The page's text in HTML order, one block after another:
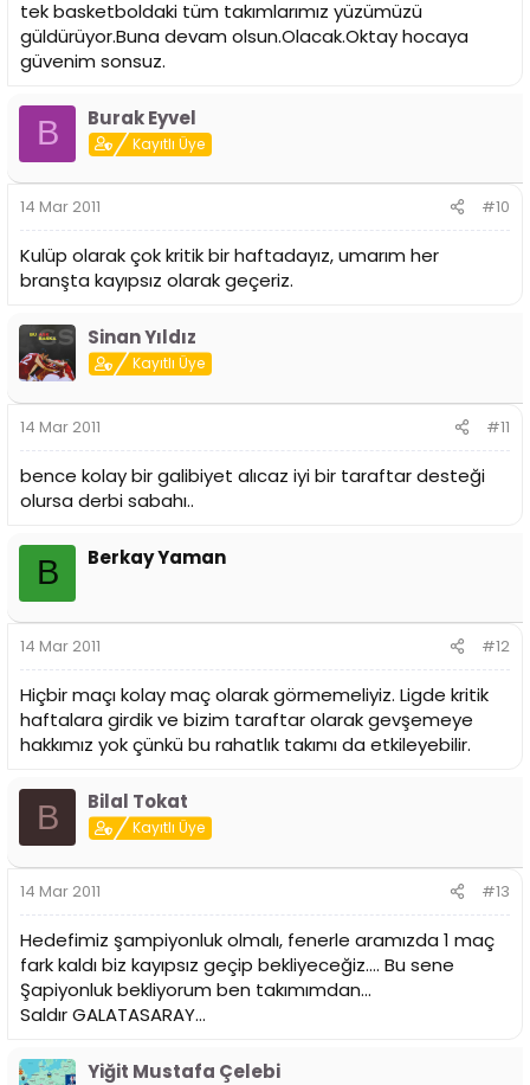
tek basketboldaki tüm takımlarımız yüzümüzü
güldürüyor.Buna devam olsun.Olacak.Oktay hocaya
güvenim sonsuz.
B Burak Eyvel
Kayıtlı Üye
14 Mar 2011 #10
Kulüp olarak çok kritik bir haftadayız, umarım her
branşta kayıpsız olarak geçeriz.
Sinan Yıldız
Kayıtlı Üye
14 Mar 2011 #11
bence kolay bir galibiyet alıcaz iyi bir taraftar desteği
olursa derbi sabahı..
B Berkay Yaman
14 Mar 2011 #12
Hiçbir maçı kolay maç olarak görmemeliyiz. Ligde kritik
haftalara girdik ve bizim taraftar olarak gevşemeye
hakkımız yok çünkü bu rahatlık takımı da etkileyebilir.
B Bilal Tokat
Kayıtlı Üye
14 Mar 2011 #13
Hedefimiz şampiyonluk olmalı, fenerle aramızda 1 maç
fark kaldı biz kayıpsız geçip bekliyeceğiz.... Bu sene
Şapiyonluk bekliyorum ben takımımdan...
Saldır GALATASARAY...
Yiğit Mustafa Çelebi